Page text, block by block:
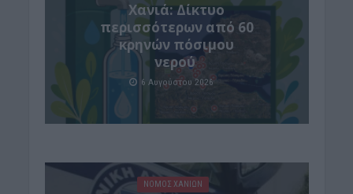
Xανιά: Δίκτυο
περισσότερων από 60
κρηνών πόσιμου
νερού
6 Αυγούστου 2026
ΝΟΜΌΣ ΧΑΝΊΩΝ